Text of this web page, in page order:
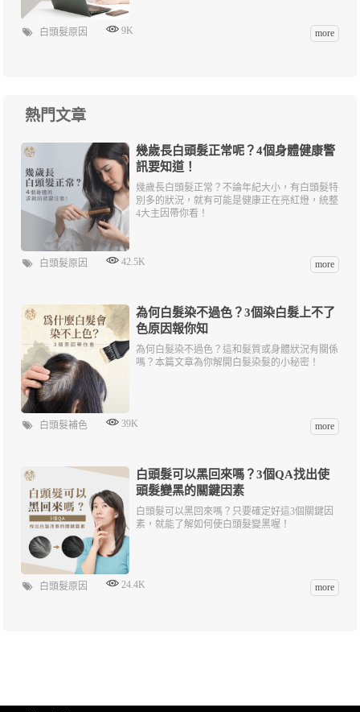
白頭髮原因 9K more
熱門文章
幾歲長白頭髮正常呢？4個身體健康警
訊要知道！
幾歲長白頭髮正常？不論年紀大小，有白頭髮特
別多的狀況，就有可能是健康正在亮紅燈，統整
4大主因帶你看！
白頭髮原因 42.5K more
為何白髮染不過色？3個染白髮上不了
色原因報你知
為何白髮染不過色？這和髮質或身體狀況有關係
嗎？本篇文章為你解開白髮染髮的小秘密！
白頭髮補色 39K more
白頭髮可以黑回來嗎？3個QA找出使
頭髮變黑的關鍵因素
白頭髮可以黑回來嗎？只要確定好這3個關鍵因
素，就能了解如何使白頭髮變黑喔！
白頭髮原因 24.4K more